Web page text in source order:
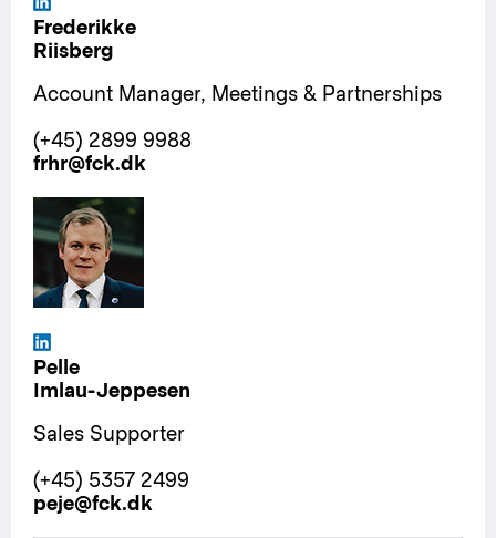
Frederikke
Riisberg
Account Manager, Meetings & Partnerships
(+45) 2899 9988
frhr@fck.dk
Pelle
Imlau-Jeppesen
Sales Supporter
(+45) 5357 2499
peje@fck.dk